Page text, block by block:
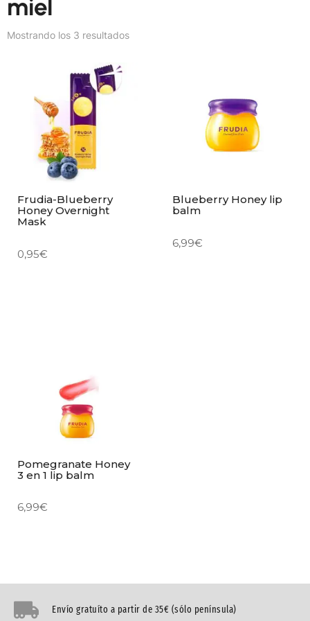
miel
Mostrando los 3 resultados
Frudia-Blueberry
Honey Overnight
Mask
0,95€
Blueberry Honey lip
balm
6,99€
Pomegranate Honey
3 en 1 lip balm
6,99€
Envío gratuíto a partir de 35€ (sólo península)